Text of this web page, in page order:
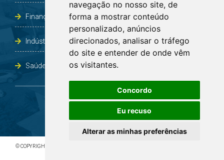
navegação no nosso site, de
forma a mostrar conteúdo
personalizado, anúncios
direcionados, analisar o tráfego
do site e entender de onde vêm
os visitantes.
Concordo
Eu recuso
Alterar as minhas preferências
Finanças
Indústria, Comércio, Agricultura e Meio Ambiente
Saúde
© COPYRIGHT 2026 - TODOS OS DIREITOS RESERVADOS À PREFEITURA DE BOA VISTA DO